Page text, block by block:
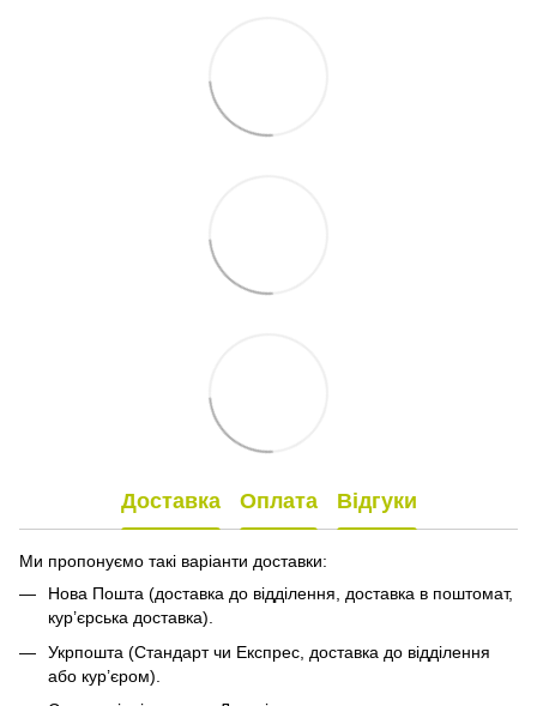
Доставка Оплата Відгуки
Ми пропонуємо такі варіанти доставки:
Нова Пошта (доставка до відділення, доставка в поштомат,
кур’єрська доставка).
Укрпошта (Стандарт чи Експрес, доставка до відділення
або кур’єром).